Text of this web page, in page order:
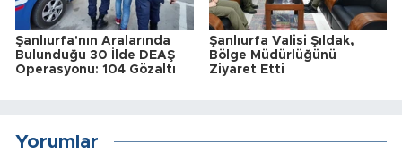
Şanlıurfa'nın Aralarında
Bulunduğu 30 İlde DEAŞ
Operasyonu: 104 Gözaltı
Şanlıurfa Valisi Şıldak,
Bölge Müdürlüğünü
Ziyaret Etti
Yorumlar